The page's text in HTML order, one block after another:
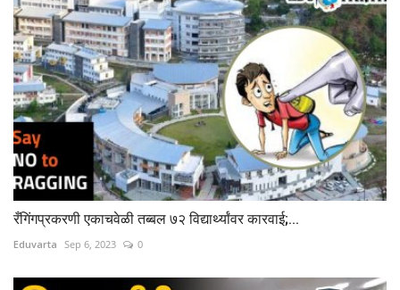
रँगिंगप्रकरणी एकाचवेळी तब्बल ७२ विद्यार्थ्यांवर कारवाई;...
Eduvarta Sep 6, 2023 0